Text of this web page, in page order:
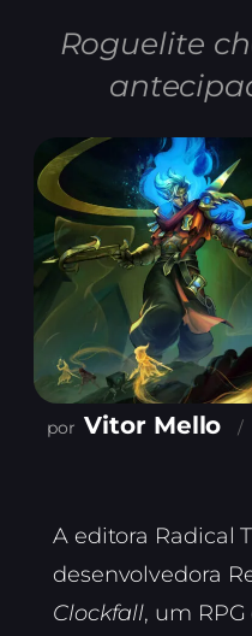
Roguelite
Vitor Mello
A editora Radical
desenvolvedora
Clockfall, um